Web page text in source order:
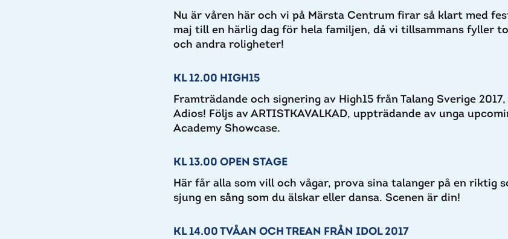
Nu är våren här och vi på Märsta Centrum firar så klart med
maj till en härlig dag för hela familjen, då vi tillsammans fyller
och andra roligheter!
KL 12.00 HIGH15
Framträdande och signering av High15 från Talang Sverige
Adios! Följs av ARTISTKAVALKAD, uppträdande av unga
Academy Showcase.
KL 13.00 OPEN STAGE
Här får alla som vill och vågar, prova sina talanger på en riktig
sjung en sång som du älskar eller dansa. Scenen är din!
KL 14.00 TVÅAN OCH TREAN FRÅN IDOL 2017